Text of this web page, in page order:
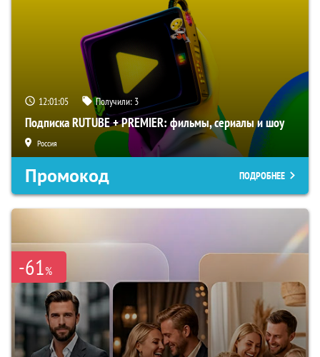
12:01:04 Получили: 3
Подписка RUTUBE + PREMIER: фильмы, сериалы и шоу
Россия
Промокод ПОДРОБНЕЕ
-61%